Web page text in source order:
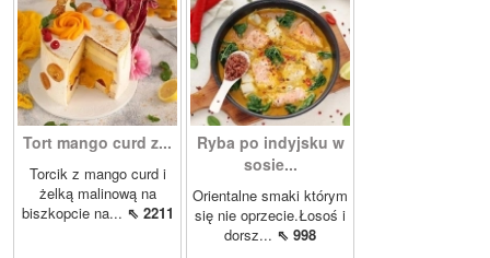
Tort mango curd z...
Torcik z mango curd i
żelką malinową na
biszkopcie na... ⇖ 2211
Ryba po indyjsku w
sosie...
Orientalne smaki którym
się nie oprzecie.Łosoś i
dorsz... ⇖ 998